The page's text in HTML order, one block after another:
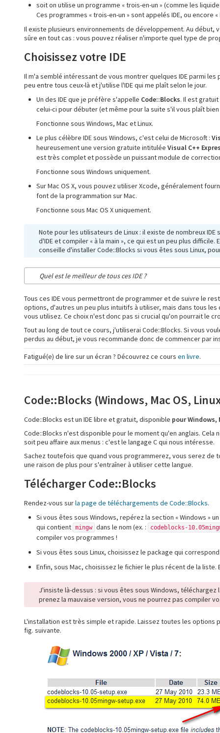
soit on utilise un programme « trois-en-un » (comme les
Ces programmes « trois-en-un » sont appelés IDE, ou encore
Il existe plusieurs environnements de développement. Au début,
sûre en tout cas : vous pouvez réaliser n'importe quel type de
Choisissez votre IDE
Il m'a semblé intéressant de vous montrer quelques IDE parmi
peu entre tous ceux-là et j'utilise l'IDE qui me plaît selon le jour.
Un des IDE que je préfère s'appelle Code::Blocks. Il est
celui-ci pour débuter (et même pour la suite s'il vous plaît bien
Fonctionne sous Windows, Mac et Linux.
Le plus célèbre IDE sous Windows, c'est celui de Microsoft :
heureusement une version gratuite intitulée Visual C++
est très complet et possède un puissant module de
Fonctionne sous Windows uniquement.
Sur Mac OS X, vous pouvez utiliser Xcode, généralement
font de la programmation sur Mac.
Fonctionne sous Mac OS X uniquement.
Note pour les utilisateurs de Linux : il existe de nombreux
d'IDE et compiler « à la main », ce qui est un peu plus
conseille d'installer Code::Blocks si vous êtes sous Linux,
Quel est le meilleur de tous ces IDE ?
Tous ces IDE vous permettront de programmer et de suivre le
options, d'autres un peu plus intuitifs à utiliser, mais dans tous
vous utilisez. Ce choix n'est donc pas si crucial qu'on pourrait le
Tout au long de tout ce cours, j'utiliserai Code::Blocks. Si vous
perdus au début, je vous recommande donc de commencer par
Fatigué(e) de lire sur un écran ? Découvrez ce cours en livre.
Code::Blocks (Windows, Mac OS,
Code::Blocks est un IDE libre et gratuit, disponible pour Windows,
Code::Blocks n'est disponible pour le moment qu'en anglais.
soit peu affaire aux menus : c'est le langage C qui nous intéresse.
Sachez toutefois que quand vous programmerez, vous serez de
une raison de plus pour s'entraîner à utiliser cette langue.
Télécharger Code::Blocks
Rendez-vous surla page de téléchargements de Code::Blocks.
Si vous êtes sous Windows, repérez la section « Windows »
qui contient mingw dans le nom (ex. : codeblocks-
compiler vos programmes !
Si vous êtes sous Linux, choisissez le package qui
Enfin, sous Mac, choisissez le fichier le plus récent de la liste.
J'insiste là-dessus : si vous êtes sous Windows, téléchargez
prenez la mauvaise version, vous ne pourrez pas compiler
L'installation est très simple et rapide. Laissez toutes les options
fig. suivante.